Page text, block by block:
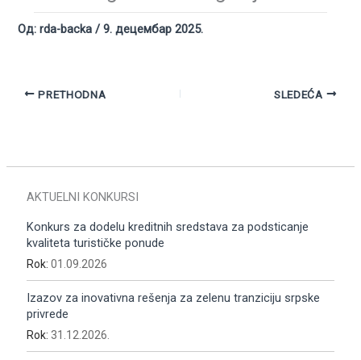
Од: rda-backa/9. децембар 2025.
PRETHODNA SLEDEĆA
AKTUELNI KONKURSI
Konkurs za dodelu kreditnih sredstava za podsticanje
kvaliteta turističke ponude
Rok: 01.09.2026
Izazov za inovativna rešenja za zelenu tranziciju srpske
privrede
Rok: 31.12.2026.